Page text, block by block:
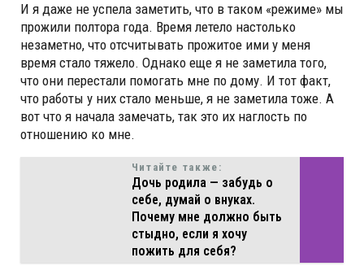
И я даже не успела заметить, что в таком «режиме» мы
прожили полтора года. Время летело настолько
незаметно, что отсчитывать прожитое ими у меня
время стало тяжело. Однако еще я не заметила того,
что они перестали помогать мне по дому. И тот факт,
что работы у них стало меньше, я не заметила тоже. А
вот что я начала замечать, так это их наглость по
отношению ко мне.
Читайте также:
Дочь родила — забудь о
себе, думай о внуках.
Почему мне должно быть
стыдно, если я хочу
пожить для себя?